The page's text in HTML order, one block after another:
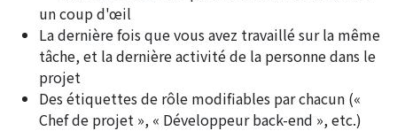
un coup d'œil
La dernière fois que vous avez travaillé sur la même
tâche, et la dernière activité de la personne dans le
projet
Des étiquettes de rôle modifiables par chacun («
Chef de projet », « Développeur back-end », etc.)